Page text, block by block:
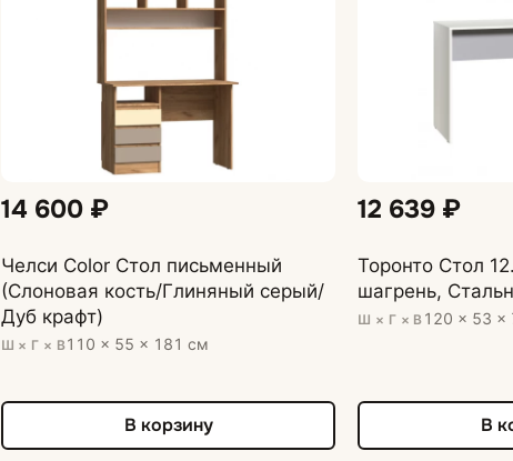
14 600 ₽
Челси Color Стол письменный
(Слоновая кость/Глиняный серый/
Дуб крафт)
Ш × Г × В110 × 55 × 181 см
В корзину
12 639 ₽
Торонто Стол
шагрень,
Ш × Г × В 120 × 53 ×
В